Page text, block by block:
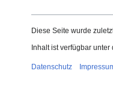
Diese Seite wurde
Inhalt ist verfügbar unter
Datenschutz